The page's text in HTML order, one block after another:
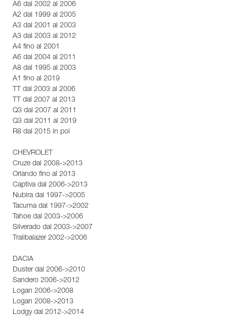
A6 dal 2002 al 2006
A2 dal 1999 al 2005
A3 dal 2001 al 2003
A3 dal 2003 al 2012
A4 fino al 2001
A6 dal 2004 al 2011
A8 dal 1995 al 2003
A1 fino al 2019
TT dal 2003 al 2006
TT dal 2007 al 2013
Q3 dal 2007 al 2011
Q3 dal 2011 al 2019
R8 dal 2015 in poi
CHEVROLET
Cruze dal 2008->2013
Orlando fino al 2013
Captiva dal 2006->2013
Nubira dal 1997->2005
Tacuma dal 1997->2002
Tahoe dal 2003->2006
Silverado dal 2003->2007
Trailbalazer 2002->2006
DACIA
Duster dal 2006->2010
Sandero 2006->2012
Logan 2006->2008
Logan 2008->2013
Lodgy dal 2012->2014